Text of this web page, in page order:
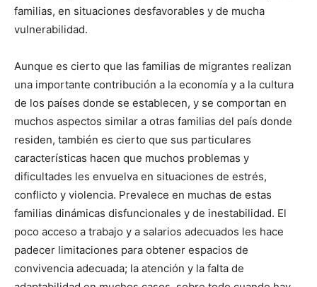
familias, en situaciones desfavorables y de mucha
vulnerabilidad.
Aunque es cierto que las familias de migrantes realizan
una importante contribución a la economía y a la cultura
de los países donde se establecen, y se comportan en
muchos aspectos similar a otras familias del país donde
residen, también es cierto que sus particulares
características hacen que muchos problemas y
dificultades les envuelva en situaciones de estrés,
conflicto y violencia. Prevalece en muchas de estas
familias dinámicas disfuncionales y de inestabilidad. El
poco acceso a trabajo y a salarios adecuados les hace
padecer limitaciones para obtener espacios de
convivencia adecuada; la atención y la falta de